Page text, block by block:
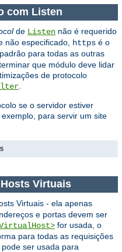
com Listen
de Listen não é requerido
não especificado,
https é o
para todas as outras
que módulo deve lidar
de protocolo
se o servidor estiver
para servir um site
Virtuais
Virtuais - ela apenas
e portas devem ser
for usada, o
para todas as requisições
pode ser usada para